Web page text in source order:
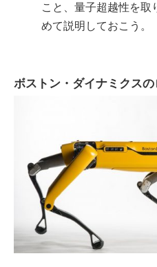
こと、量子超越性を取
めて説明しておこう。
ボストン・ダイナミクス